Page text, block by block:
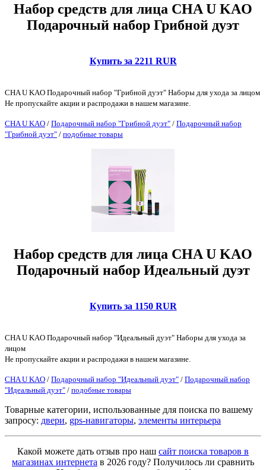
Набор средств для лица CHA U KAO
Подарочный набор Грибной дуэт
Купить за 2211 RUR
CHA U KAO Подарочный набор "Грибной дуэт" Наборы для ухода за лицом
Не пропускайте акции и распродажи в нашем магазине.
CHA U KAO / Подарочный набор "Грибной дуэт" / Подарочный набор
"Грибной дуэт" / подобные товары
Набор средств для лица CHA U KAO
Подарочный набор Идеальный дуэт
Купить за 1150 RUR
CHA U KAO Подарочный набор "Идеальный дуэт" Наборы для ухода за
лицом
Не пропускайте акции и распродажи в нашем магазине.
CHA U KAO / Подарочный набор "Идеальный дуэт" / Подарочный набор
"Идеальный дуэт" / подобные товары
Товарные категории, использованные для поиска по вашему
запросу: двери, gps-навигаторы, элементы интерьера
Какой можете дать отзыв про наш сайт поиска товаров в
магазинах интернета в 2026 году? Получилось ли сравнить